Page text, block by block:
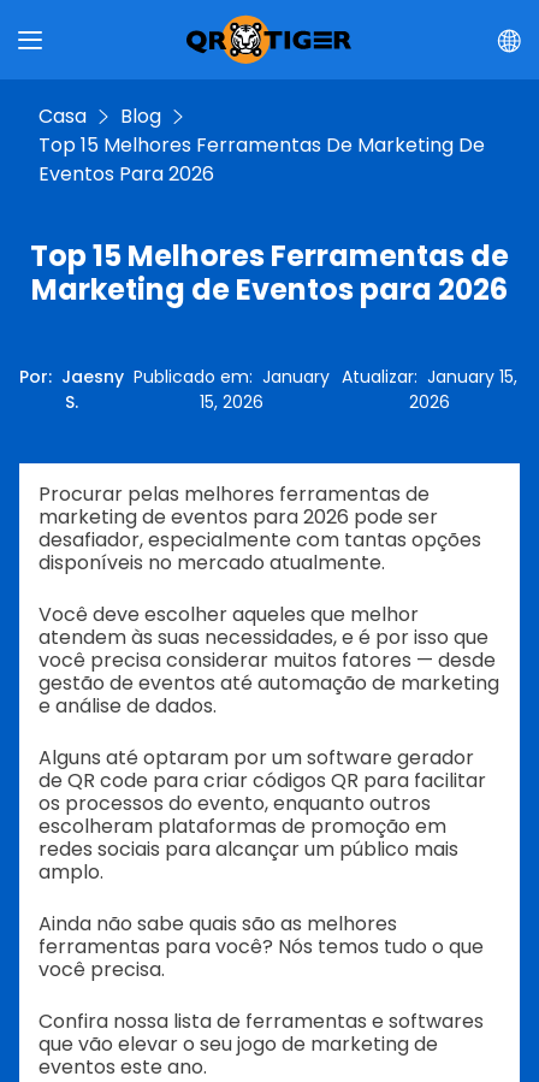
Casa
Blog
Top 15 Melhores Ferramentas De Marketing De
Eventos Para 2026
Top 15 Melhores Ferramentas de
Marketing de Eventos para 2026
Por: Jaesny
S.
Publicado em:January
15, 2026
Atualizar:January 15,
2026
Procurar pelas melhores ferramentas de
marketing de eventos para 2026 pode ser
desafiador, especialmente com tantas opções
disponíveis no mercado atualmente.
Você deve escolher aqueles que melhor
atendem às suas necessidades, e é por isso que
você precisa considerar muitos fatores — desde
gestão de eventos até automação de marketing
e análise de dados.
Alguns até optaram por um software gerador
de QR code para criar códigos QR para facilitar
os processos do evento, enquanto outros
escolheram plataformas de promoção em
redes sociais para alcançar um público mais
amplo.
Ainda não sabe quais são as melhores
ferramentas para você? Nós temos tudo o que
você precisa.
Confira nossa lista de ferramentas e softwares
que vão elevar o seu jogo de marketing de
eventos este ano.